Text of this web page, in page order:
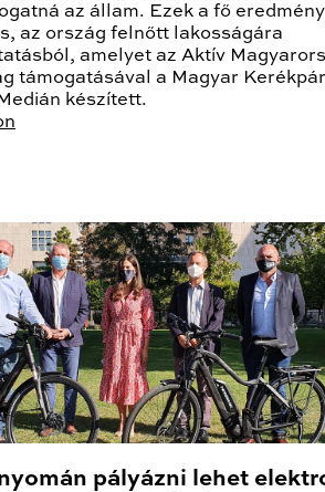
az állam. Ezek a fő
az ország felnőtt lakosságára
amelyet az Aktív
támogatásával a Magyar
készített.
pályázni lehet